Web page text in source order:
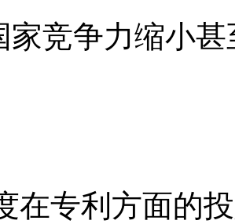
家竞争力缩小
在专利方面的